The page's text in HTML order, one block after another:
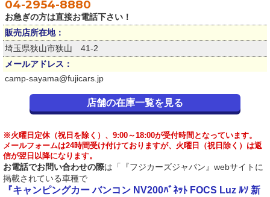
04-2954-8880
お急ぎの方は直接お電話下さい！
販売店所在地：
埼玉県狭山市狭山 41-2
メールアドレス：
camp-sayama@fujicars.jp
店舗の在庫一覧を見る
※火曜日定休（祝日を除く）、9:00～18:00が受付時間となっています。
メールフォームは24時間受け付けておりますが、火曜日（祝日除く）は返
信が翌日以降になります。
お電話でお問い合わせの際は「『フジカーズジャパン』webサイトに
掲載されている車種で
『キャンピングカー バンコン NV200ﾊﾞﾈｯﾄ FOCS Luz ﾙｿ 新